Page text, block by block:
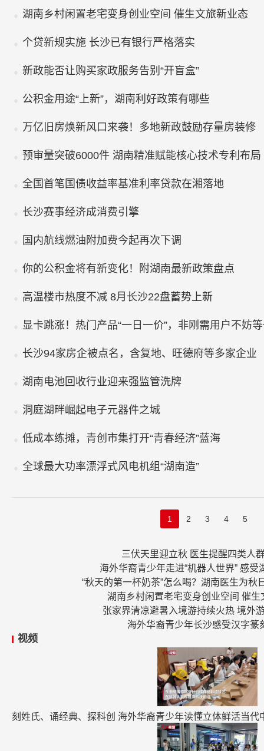
湖南乡村闲置老宅变身创业空间 催生文旅新业态
个贷新规实施 长沙已有银行严格落实
新政能否让购买家政服务告别“开盲盒”
公积金用途“上新”，湖南利好政策有哪些
万亿旧房焕新风口来袭！多地新政鼓励存量房装修
预审量突破6000件 湖南精准赋能核心技术专利布局
全国首笔国债收益率基准利率贷款在湘落地
长沙赛事经济成消费引擎
国内航线燃油附加费今起再次下调
你的公积金将有新变化！附湖南最新政策盘点
高温楼市热度不减 8月长沙22盘蓄势上新
显卡跳涨！热门产品“一日一价”，非刚需用户不妨
长沙94家房企被点名，含复地、旺德府等多家企业
湖南电池回收行业迎来强监管洗牌
洞庭湖畔崛起电子元器件之城
低成本练摊，青创市集打开“青春经济”蓝海
全球最大功率漂浮式风电机组“湖南造”
1 2 3 4 5
三伏天里迎立秋 医生提醒四类人
海外华裔青少年走进“机器人世界” 感受
“秋天的第一杯奶茶”怎么喝？湖南医生为秋
湖南乡村闲置老宅变身创业空间 催生
张家界清凉避暑入境游持续火热 境外
海外华裔青少年长沙感受汉字篆
视频
刻姓氏、诵经典、探科创 海外华裔青少年读懂立体鲜活当代